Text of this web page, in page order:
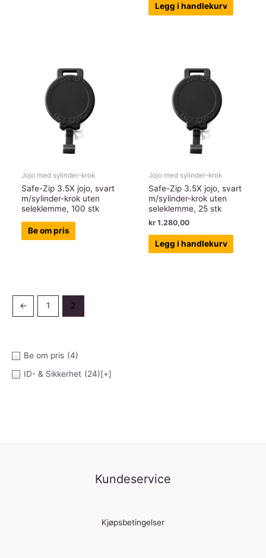
Be om pris (4)
ID- & Sikkerhet (24)[+]
Legg i handlekurv
Jojo med sylinder-krok
Safe-Zip 3.5X jojo, svart
m/sylinder-krok uten
seleklemme, 100 stk
Be om pris
Jojo med sylinder-krok
Safe-Zip 3.5X jojo, svart
m/sylinder-krok uten
seleklemme, 25 stk
kr 1.280,00
Legg i handlekurv
← 1 2
Kundeservice
Kjøpsbetingelser